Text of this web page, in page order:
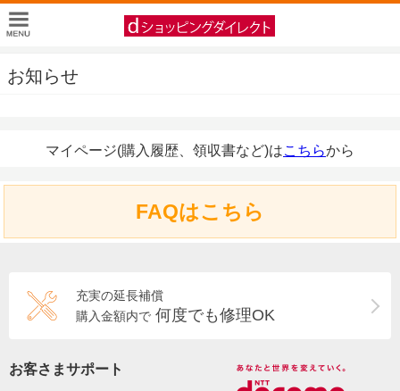
お知らせ
マイページ(購入履歴、領収書など)はこちらから
FAQはこちら
充実の延長補償
購入金額内で 何度でも修理OK
お客さまサポート